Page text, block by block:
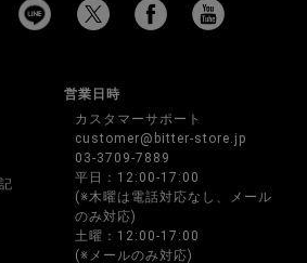
営業日時
カスタマーサポート
customer@bitter-store.jp
03-3709-7889
平日：12:00-17:00
(※木曜は電話対応なし、メール
のみ対応)
土曜：12:00-17:00
(※メールのみ対応)